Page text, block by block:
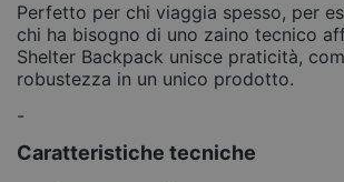
Perfetto per chi viaggia spesso, per
chi ha bisogno di uno zaino tecnico
Shelter Backpack unisce praticità,
robustezza in un unico prodotto.
-
Caratteristiche tecniche